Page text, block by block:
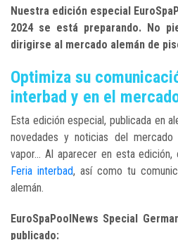
Nuestra edición especial
2024 se está preparando. No
dirigirse al mercado alemán de
Optimiza su
interbad y en el
Esta edición especial, publicada en
novedades y noticias del mercado
vapor... Al aparecer en esta
Feria interbad, así como tu
alemán.
EuroSpaPoolNews Special
publicado: